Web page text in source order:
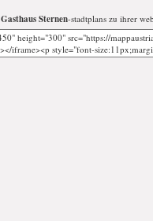
Gasthaus Sternen-stadtplans zu ihrer